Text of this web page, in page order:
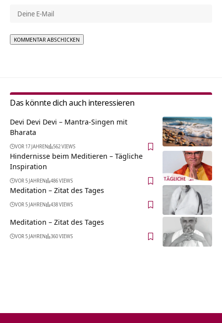
Das könnte dich auch interessieren
Devi Devi Devi – Mantra-Singen mit
Bharata
VOR 17 JAHREN 562 VIEWS
Hindernisse beim Meditieren – Tägliche
Inspiration
VOR 5 JAHREN 486 VIEWS
Meditation – Zitat des Tages
VOR 5 JAHREN 438 VIEWS
Meditation – Zitat des Tages
VOR 5 JAHREN 360 VIEWS